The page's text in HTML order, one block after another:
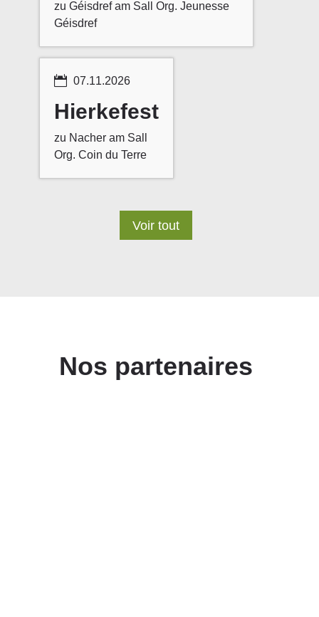
zu Géisdref am Sall Org. Jeunesse
Géisdref
 07.11.2026
Hierkefest
zu Nacher am Sall
Org. Coin du Terre
Voir tout
Nos partenaires